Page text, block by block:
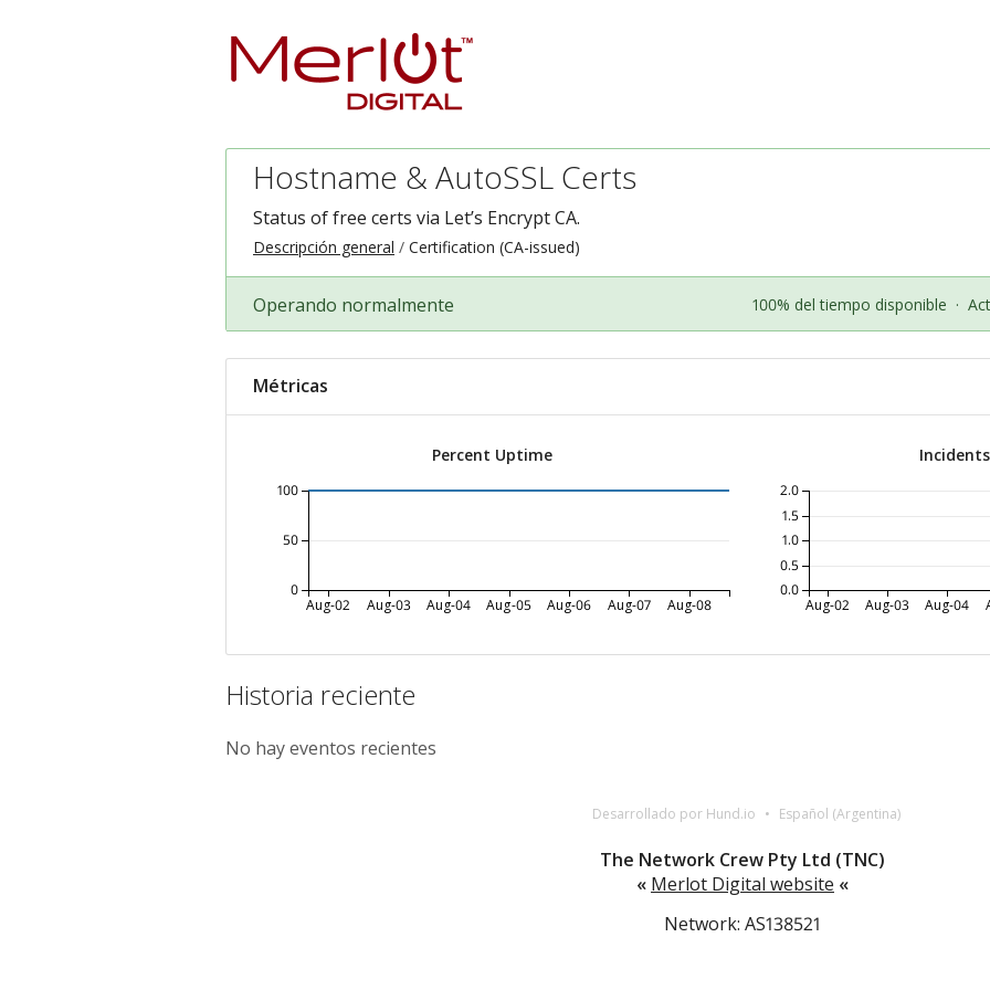
Hostname & AutoSSL Certs
Status of free certs via Let’s Encrypt CA.
Descripción general Certification (CA-issued)
Operando normalmente 100% del tiempo disponible ·
Métricas
Percent Uptime
Aug-02 Aug-03 Aug-04 Aug-05 Aug-06 Aug-07 Aug-08
0
50
100
Aug-02 Aug-03 Aug-04
0.0
0.5
1.0
1.5
2.0
Historia reciente
No hay eventos recientes
Desarrollado por Hund.io Español (Argentina)
The Network Crew Pty Ltd (TNC)
« Merlot Digital website «
Network: AS138521